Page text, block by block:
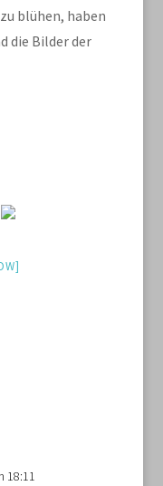
blühen, haben
die Bilder der
18:11